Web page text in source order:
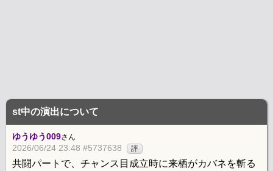
st中の演出について
ゆうゆう009さん
2026/06/24 23:48 #5737638 評
共闘パートで、チャンス目成立時に来栖がカバネを斬る